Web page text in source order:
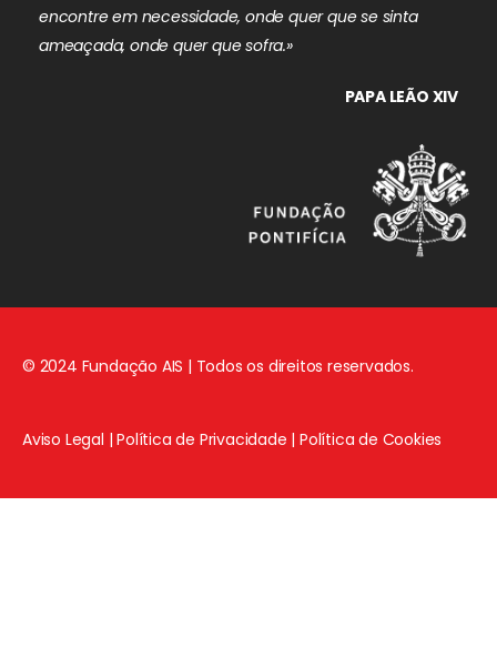
encontre em necessidade, onde quer que se sinta
ameaçada, onde quer que sofra.»
PAPA LEÃO XIV
© 2024 Fundação AIS | Todos os direitos reservados.
Aviso Legal |Política de Privacidade |Política de Cookies